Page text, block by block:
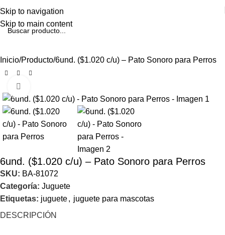
Skip to navigation
Skip to main content
Inicio Producto 6und. ($1.020 c/u) – Pato Sonoro para Perros
6und. ($1.020 c/u) – Pato Sonoro para Perros
SKU: BA-81072
Categoría: Juguete
Etiquetas: juguete, juguete para mascotas
DESCRIPCIÓN